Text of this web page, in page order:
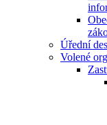
Úřední
Volené